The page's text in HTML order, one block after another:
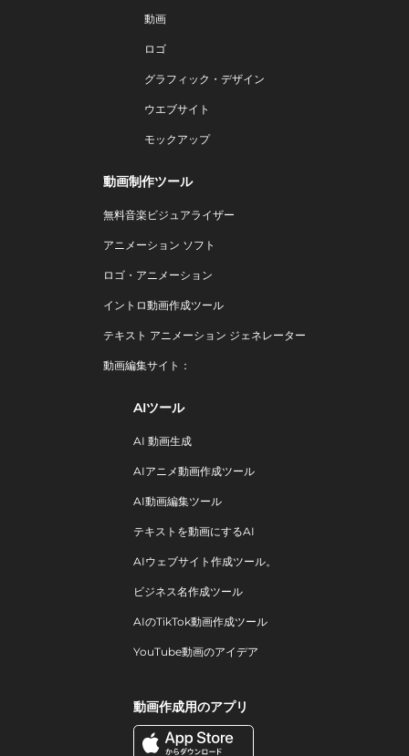
動画
ロゴ
グラフィック・デザイン
ウエブサイト
モックアップ
動画制作ツール
無料音楽ビジュアライザー
アニメーション ソフト
ロゴ・アニメーション
イントロ動画作成ツール
テキスト アニメーション ジェネレーター
動画編集サイト：
AIツール
AI 動画生成
AIアニメ動画作成ツール
AI動画編集ツール
テキストを動画にするAI
AIウェブサイト作成ツール。
ビジネス名作成ツール
AIのTikTok動画作成ツール
YouTube動画のアイデア
動画作成用のアプリ